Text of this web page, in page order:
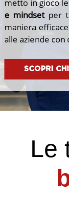
metto in gioco
e mindset per
maniera
alle aziende con
SCOPRI
Le